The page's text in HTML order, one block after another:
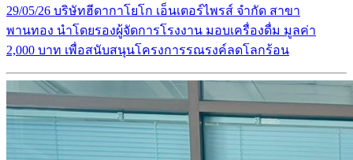
29/05/26 บริษัทฮีดากาโยโก เอ็นเตอร์ไพรส์ จำกัด สาขา
พานทอง นำโดยรองผู้จัดการโรงงาน มอบเครื่องดื่ม มูลค่า
2,000 บาท เพื่อสนับสนุนโครงการรณรงค์ลดโลกร้อน